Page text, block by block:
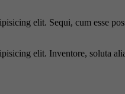
elit. Sequi, cum esse
elit. Inventore, soluta